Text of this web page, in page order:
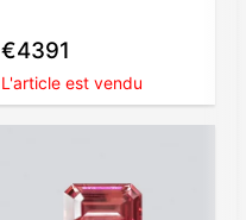
€4391
L'article est vendu